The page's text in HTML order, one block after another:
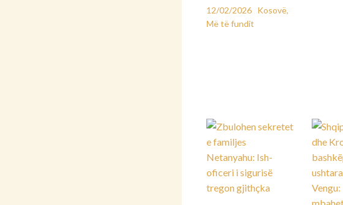
12/02/2026 Kosovë,
Më të fundit